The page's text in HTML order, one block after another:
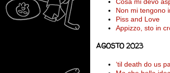
Non mi tengono
Piss and Love
Appizzo, sto in
AGOSTO 2023
‘til death do us